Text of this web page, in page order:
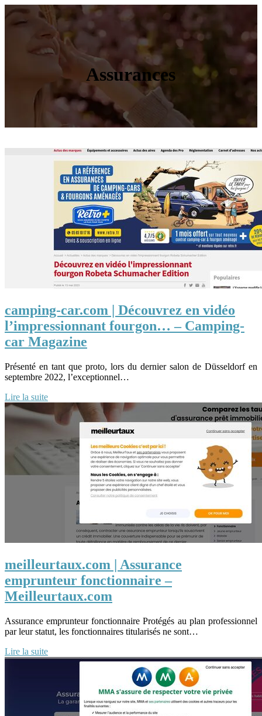
Assurances
camping-car.com | Découvrez en vidéo
l’impressionnant fourgon… – Camping-
car Magazine
Présenté en tant que proto, lors du dernier salon de Düsseldorf en
septembre 2022, l’exceptionnel…
Lire la suite
meilleurtaux.com | Assurance
emprunteur fonctionnaire –
Meilleurtaux.com
Assurance emprunteur fonctionnaire Protégés au plan professionnel
par leur statut, les fonctionnaires titularisés ne sont…
Lire la suite